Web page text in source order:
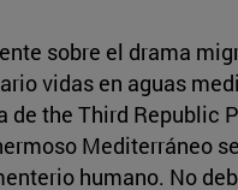
sobre el drama
vidas en aguas
de the Third Republic
Mediterráneo
humano. No